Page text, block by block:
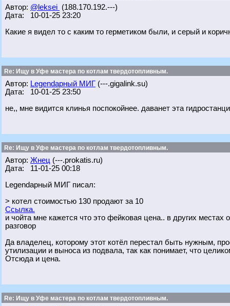
Автор: @leksei (188.170.192.---)
Дата: 10-01-25 23:20
Какие я видел то с каким то герметиком были, и серый и
Re: Ищу в Уфе мастера по котлам твердотопливным.
Автор: Legendарный МИГ (---.gigalink.su)
Дата: 10-01-25 23:50
не,, мне видится клинья поспокойнее. даванет эта
Re: Ищу в Уфе мастера по котлам твердотопливным.
Автор: Жнец (---.prokatis.ru)
Дата: 11-01-25 00:18
Legendарный МИГ писал:
> котел стоимостью 130 продают за 10
Ссылка.
и чойта мне кажется что это фейковая цена.. в других местах
разговор
Да владелец, которому этот котёл перестал быть нужным,
утилизации и выноса из подвала, так как понимает, что
Отсюда и цена.
Re: Ищу в Уфе мастера по котлам твердотопливным.